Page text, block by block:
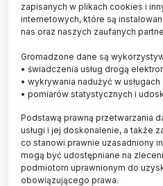
zapisanych w plikach cookies i
internetowych, które są
nas oraz naszych zaufanych
Gromadzone dane są
• świadczenia usług drogą
• wykrywania nadużyć w usługach
• pomiarów statystycznych i
Podstawą prawną przetwarzania
usługi i jej doskonalenie, a także
co stanowi prawnie uzasadniony
mogą być udostępniane na
podmiotom uprawnionym do
obowiązującego prawa.